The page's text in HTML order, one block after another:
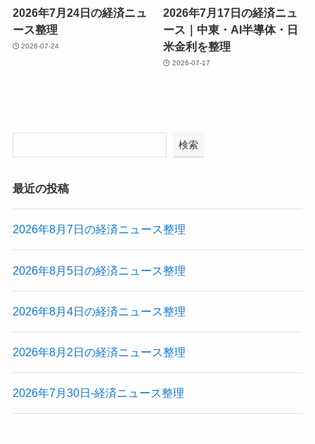
2026年7月24日の経済ニュ
ース整理
2026-07-24
2026年7月17日の経済ニュ
ース｜中東・AI半導体・日
米金利を整理
2026-07-17
検索
最近の投稿
2026年8月7日の経済ニュース整理
2026年8月5日の経済ニュース整理
2026年8月4日の経済ニュース整理
2026年8月2日の経済ニュース整理
2026年7月30日-経済ニュース整理